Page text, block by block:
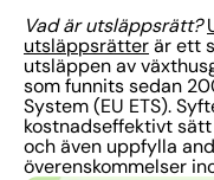
Vad är utsläppsrätt?
utsläppsrätter är ett
utsläppen av
som funnits sedan
System (EU ETS).
kostnadseffektivt sätt
och även uppfylla
överenskommelser